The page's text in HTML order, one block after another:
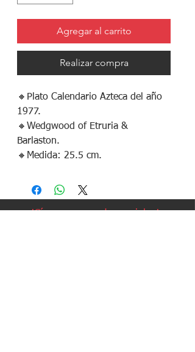
Agregar al carrito
Realizar compra
🔸️Plato Calendario Azteca del año
1977.
🔸️Wedgwood of Etruria &
Barlaston.
🔸️Medida: 25.5 cm.
¡Síguenos en redes sociales!